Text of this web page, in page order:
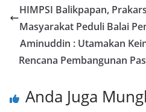
HIMPSI Balikpapan,
Masyarakat Peduli Balai
Aminuddin : Utamakan
Rencana Pembangunan
Anda Juga